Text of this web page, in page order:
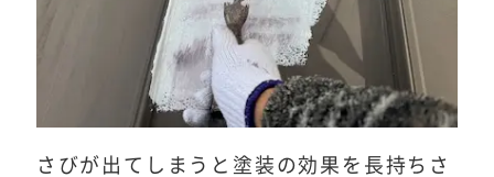
さびが出てしまうと塗装の効果を長持ちさ